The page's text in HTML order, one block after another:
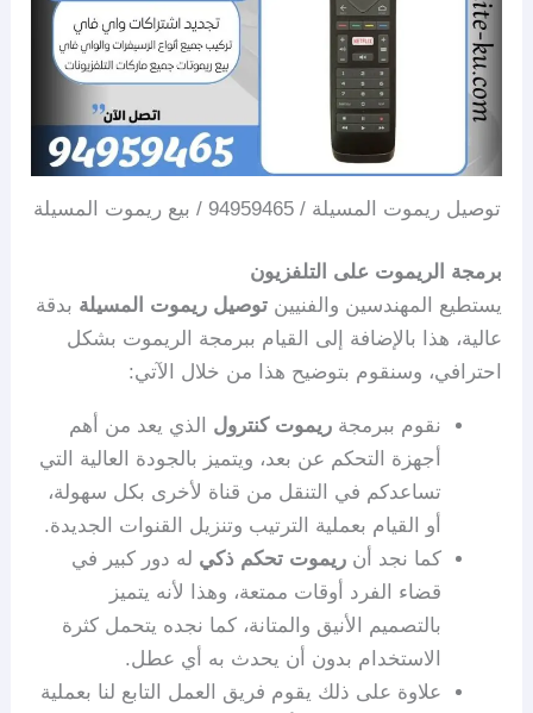
توصيل ريموت المسيلة / 94959465 / بيع ريموت المسيلة
برمجة الريموت على التلفزيون
يستطيع المهندسين والفنيينتوصيل ريموت المسيلة بدقة
عالية، هذا بالإضافة إلى القيام ببرمجة الريموت بشكل
احترافي، وسنقوم بتوضيح هذا من خلال الآتي:
نقوم ببرمجةريموت كنترول
الذي يعد من أهم
أجهزة التحكم عن بعد، ويتميز بالجودة العالية التي
تساعدكم في التنقل من قناة لأخرى بكل سهولة،
أو القيام بعملية الترتيب وتنزيل القنوات الجديدة.
كما نجد أنريموت تحكم ذكي له دور كبير في
قضاء الفرد أوقات ممتعة، وهذا لأنه يتميز
بالتصميم الأنيق والمتانة، كما نجده يتحمل كثرة
الاستخدام بدون أن يحدث به أي عطل.
علاوة على ذلك يقوم فريق العمل التابع لنا بعملية